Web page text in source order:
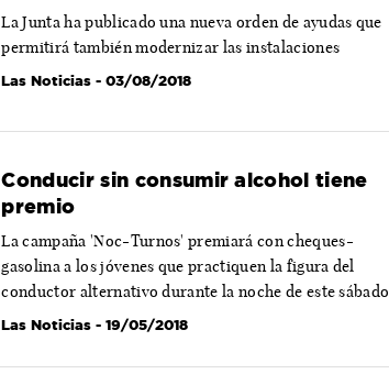
La Junta ha publicado una nueva orden de ayudas que
permitirá también modernizar las instalaciones
Las Noticias - 03/08/2018
Conducir sin consumir alcohol tiene
premio
La campaña 'Noc-Turnos' premiará con cheques-
gasolina a los jóvenes que practiquen la figura del
conductor alternativo durante la noche de este sábado
Las Noticias - 19/05/2018